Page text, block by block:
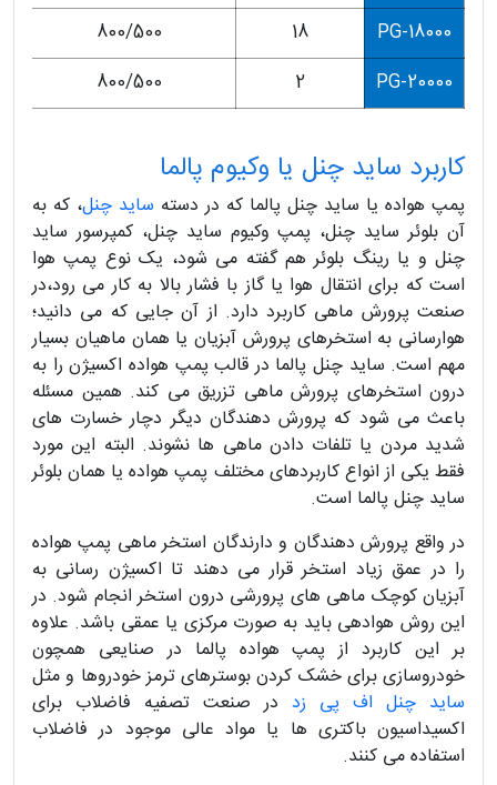
PG-18000
18
800/500
PG-20000
2
800/500
کاربرد ساید چنل یا وکیوم پالما
پمپ هواده یا ساید چنل پالما که در دسته ساید چنل، که به
آن بلوئر ساید چنل، پمپ وکیوم ساید چنل، کمپرسور ساید
چنل و یا رینگ بلوئر هم گفته می شود، یک نوع پمپ هوا
است که برای انتقال هوا یا گاز با فشار بالا به کار می رود،در
صنعت پرورش ماهی کاربرد دارد. از آن جایی که می دانید؛
هوارسانی به استخرهای پرورش آبزیان یا همان ماهیان بسیار
مهم است. ساید چنل پالما در قالب پمپ هواده اکسیژن را به
درون استخرهای پرورش ماهی تزریق می کند. همین مسئله
باعث می شود که پرورش دهندگان دیگر دچار خسارت های
شدید مردن یا تلفات دادن ماهی ها نشوند. البته این مورد
فقط یکی از انواع کاربردهای مختلف پمپ هواده یا همان بلوئر
ساید چنل پالما است.
در واقع پرورش دهندگان و دارندگان استخر ماهی پمپ هواده
را در عمق زیاد استخر قرار می دهند تا اکسیژن رسانی به
آبزیان کوچک ماهی های پرورشی درون استخر انجام شود. در
این روش هوادهی باید به صورت مرکزی یا عمقی باشد. علاوه
بر این کاربرد از پمپ هواده پالما در صنایعی همچون
خودروسازی برای خشک کردن بوسترهای ترمز خودروها و مثل
ساید چنل اف پی زد در صنعت تصفیه فاضلاب برای
اکسیداسیون باکتری ها یا مواد عالی موجود در فاضلاب
استفاده می کنند.